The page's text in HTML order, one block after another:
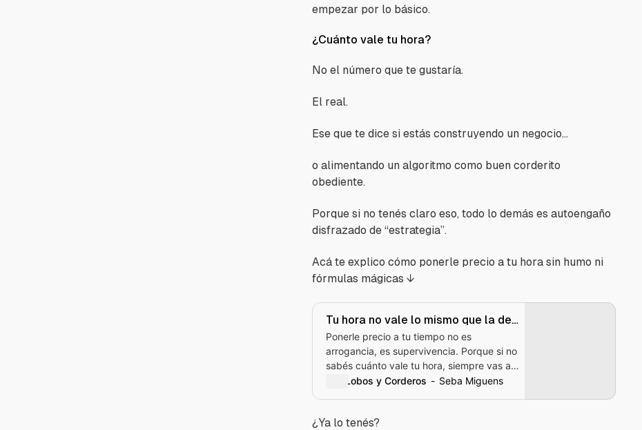
empezar por lo básico.
¿Cuánto vale tu hora?
No el número que te gustaría.
El real.
Ese que te dice si estás construyendo un negocio…
o alimentando un algoritmo como buen corderito
obediente.
Porque si no tenés claro eso, todo lo demás es autoengaño
disfrazado de “estrategia”.
Acá te explico cómo ponerle precio a tu hora sin humo ni
fórmulas mágicas ↓
Tu hora no vale lo mismo que la de
un cordero (y hasta que no lo
entiendas, vas a seguir siendo uno)
Ponerle precio a tu tiempo no es
arrogancia, es supervivencia. Porque si no
sabés cuánto vale tu hora, siempre vas a
trabajar para los planes de otro.
Lobos y Corderos Seba Miguens
¿Ya lo tenés?